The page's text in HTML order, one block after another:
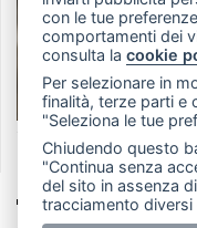
con le tue
comportamenti dei
consulta lacookie
Per selezionare in
finalità, terze parti e
"Seleziona le tue
Chiudendo questo
"Continua senza
del sito in assenza
tracciamento diversi